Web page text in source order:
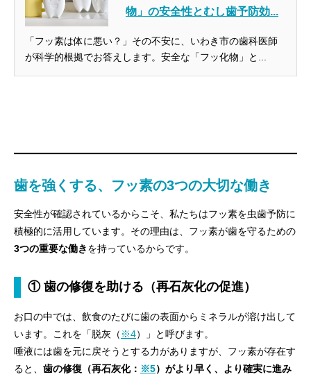
物」の安全性とむし歯予防効...
「フッ素は体に悪い？」その不安に、いわき市の歯科医師
が科学的根拠でお答えします。安全な「フッ化物」と...
歯を強くする、フッ素の3つの大切な働き
安全性が確認されているからこそ、私たちはフッ素を虫歯予防に
積極的に活用しています。その理由は、フッ素が歯を守るための
3つの重要な働きを持っているからです。
① 歯の修復を助ける（再石灰化の促進）
お口の中では、飲食のたびに歯の表面からミネラルが溶け出して
います。これを「脱灰（ ※4）」と呼びます。
唾液には歯を元に戻そうとする力がありますが、フッ素が存在す
ると、 歯の修復（再石灰化： ※5）がより早く、より確実に進み